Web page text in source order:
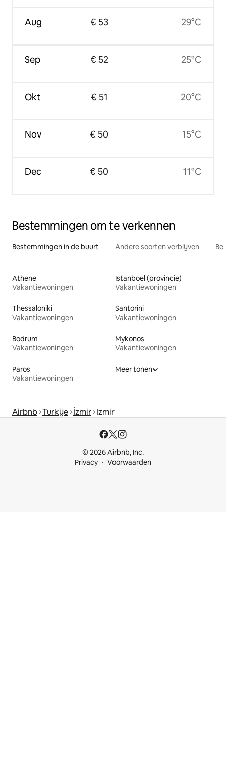
Aug
Sep
Okt
Nov
Dec
€ 53
€ 52
€ 51
€ 50
€ 50
29°C
25°C
20°C
15°C
11°C
Bestemmingen om te verkennen
Bestemmingen in de buurt Andere soorten verblijven
Athene
Vakantiewoningen
Istanboel (provincie)
Vakantiewoningen
Thessaloniki
Vakantiewoningen
Santorini
Vakantiewoningen
Bodrum
Vakantiewoningen
Mykonos
Vakantiewoningen
Paros
Vakantiewoningen
Meer tonen
Airbnb Turkije İzmir Izmir
© 2026 Airbnb, Inc.
Privacy
Voorwaarden